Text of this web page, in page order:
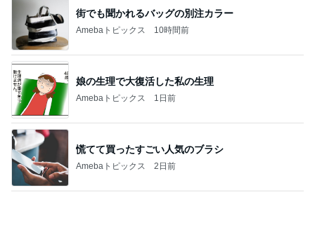
リフォームの金額を聞いた次女の友だち
Amebaトピックス
お気に入りすぎて3色目も購入